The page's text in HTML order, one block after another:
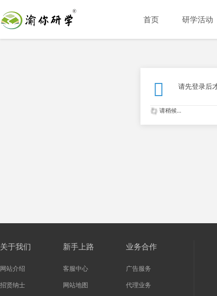
首页 研学活动
请先登录后
请稍候...
关于我们
网站介绍
招贤纳士
新手上路
客服中心
网站地图
业务合作
广告服务
代理业务